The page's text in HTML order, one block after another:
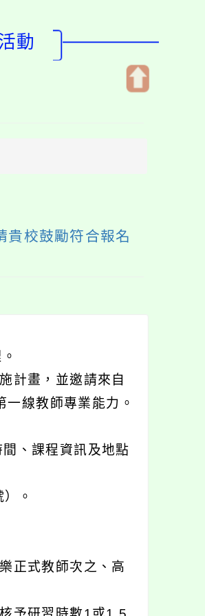
動
貴校鼓勵符合報名
計畫，並邀請來自
線教師專業能力。
、課程資訊及地點
。
正式教師次之、高